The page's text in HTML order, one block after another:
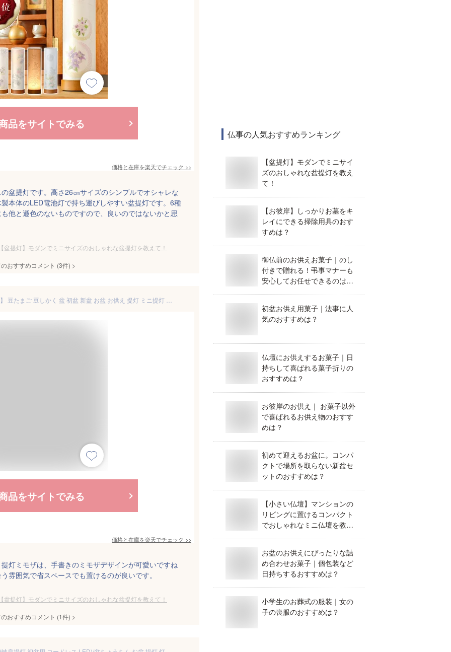
品をサイトでみる
価格と在庫を楽天でチェック >>
盆提灯です。高さ26㎝サイズのシンプルでオシャレな
本体のLED電池灯で持ち運びしやすい盆提灯です。6種
他と遜色のないものですので、良いのではないかと思
盆提灯】モダンでミニサイズのおしゃれな盆提灯を教えて！
おすすめコメント (3件) >
品をサイトでみる
価格と在庫を楽天でチェック >>
灯ミモザは、手書きのミモザデザインが可愛いですね
雰囲気で省スペースでも置けるのが良いです。
盆提灯】モダンでミニサイズのおしゃれな盆提灯を教えて！
おすすめコメント (1件) >
仏事の人気おすすめランキング
【盆提灯】モダンでミニサイ
ズのおしゃれな盆提灯を教え
て！
【お彼岸】しっかりお墓をキ
レイにできる掃除用具のおす
すめは？
御仏前のお供えお菓子｜のし
付きで贈れる！弔事マナーも
安心してお任せできるのはど
初盆お供え用菓子｜法事に人
気のおすすめは？
仏壇にお供えするお菓子｜日
持ちして喜ばれる菓子折りの
おすすめは？
お彼岸のお供え｜ お菓子以外
で喜ばれるお供え物のおすす
めは？
初めて迎えるお盆に。コンパ
クトで場所を取らない新盆セ
ットのおすすめは？
【小さい仏壇】マンションの
リビングに置けるコンパクト
でおしゃれなミニ仏壇を教え
お盆のお供えにぴったりな詰
め合わせお菓子｜個包装など
日持ちするおすすめは？
小学生のお葬式の服装｜女の
子の喪服のおすすめは？